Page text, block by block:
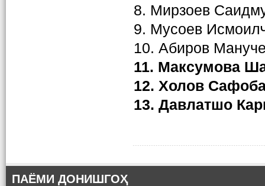
8. Мирзоев
9. Мусоев
10. Абиров
11. Максумова
12. Холов
13. Давлатшо
ПАЁМИ ДОНИШГОҲ